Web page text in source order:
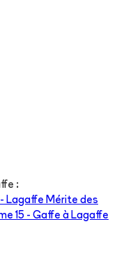
:
Lagaffe Mérite des
15 - Gaffe à Lagaffe